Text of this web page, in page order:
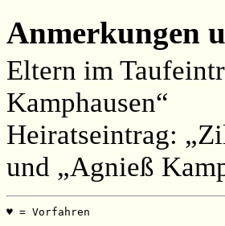
Anmerkungen
Eltern im
Kamphausen“
Heiratseintrag:
und „Agnieß
♥ = Vorfahren